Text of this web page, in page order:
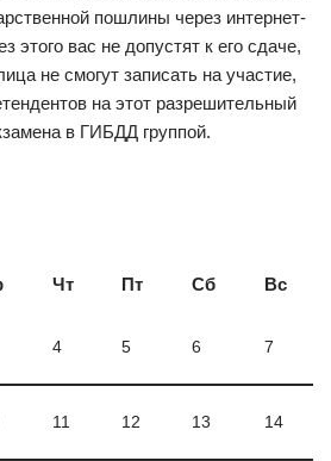
пошлины через интернет-
этого вас не допустят к его сдаче,
не смогут записать на участие,
на этот разрешительный
в ГИБДД группой.
Чт Пт Сб Вс
4 5 6 7
11 12 13 14